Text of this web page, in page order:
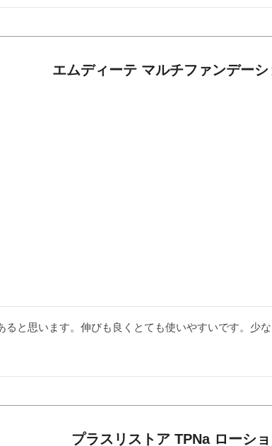
エムディーテ マルチファンデー
ると思います。伸びも良くとても使いやすいです。少
プラスリストア TPNa ローシ